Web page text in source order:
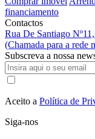
financiamento
Contactos
Rua De Santiago
(Chamada para a rede
Subscreva a nossa
Aceito a Política de
Siga-nos